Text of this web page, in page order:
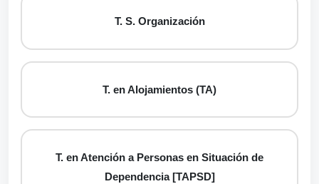
T. S. Organización
T. en Alojamientos (TA)
T. en Atención a Personas en Situación de
Dependencia [TAPSD]